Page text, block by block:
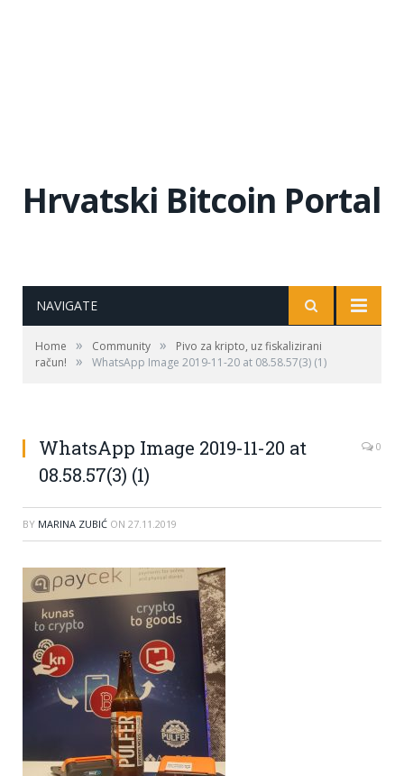
Hrvatski Bitcoin Portal
NAVIGATE
Home » Community »
Pivo za kripto, uz fiskalizirani
račun!
» WhatsApp Image 2019-11-20 at 08.58.57(3) (1)
WhatsApp Image 2019-11-20 at
08.58.57(3) (1)
0
BY MARINA ZUBIĆ ON 27.11.2019